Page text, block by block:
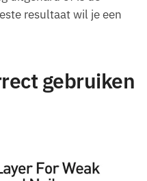
resultaat wil je een
gebruiken